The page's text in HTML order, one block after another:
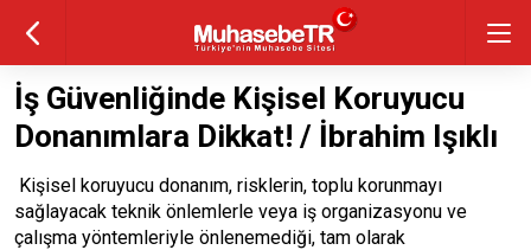
İş Güvenliğinde Kişisel Koruyucu
Donanımlara Dikkat! / İbrahim Işıklı
Kişisel koruyucu donanım, risklerin, toplu korunmayı
sağlayacak teknik önlemlerle veya iş organizasyonu ve
çalışma yöntemleriyle önlenemediği, tam olarak